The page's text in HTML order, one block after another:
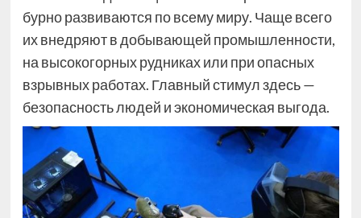
бурно развиваются по всему миру. Чаще всего
их внедряют в добывающей промышленности,
на высокогорных рудниках или при опасных
взрывных работах. Главный стимул здесь —
безопасность людей и экономическая выгода.